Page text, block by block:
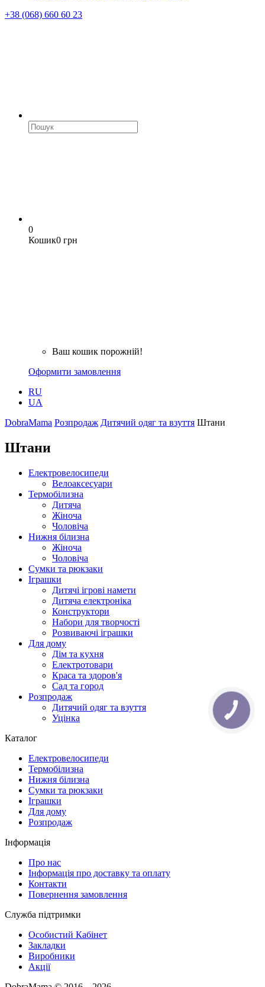
+38 (068) 660 60 23
0
Кошик0 грн
Ваш кошик порожній!
Оформити замовлення
RU
UA
DobraMama Розпродаж Дитячий одяг та взуття Штани
Штани
Електровелосипеди
Велоаксесуари
Термобілизна
Дитяча
Жіноча
Чоловіча
Нижня білизна
Жіноча
Чоловіча
Сумки та рюкзаки
Іграшки
Дитячі ігрові намети
Дитяча електроніка
Конструктори
Набори для творчості
Розвиваючі іграшки
Для дому
Дім та кухня
Електротовари
Краса та здоров'я
Сад та город
Розпродаж
Дитячий одяг та взуття
Уцінка
Каталог
Електровелосипеди
Термобілизна
Нижня білизна
Сумки та рюкзаки
Іграшки
Для дому
Розпродаж
Інформація
Про нас
Інформація про доставку та оплату
Контакти
Повернення замовлення
Служба підтримки
Особистий Кабінет
Закладки
Виробники
Акції
КНОПКА
ЗВ'ЯЗКУ